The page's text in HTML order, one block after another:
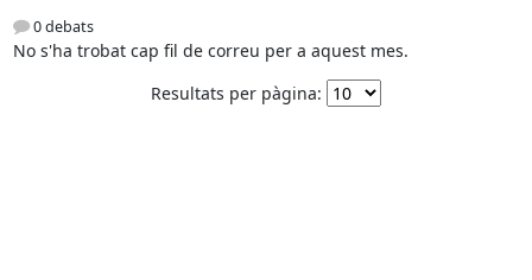
0 debats
No s'ha trobat cap fil de correu per a aquest mes.
Resultats per pàgina: